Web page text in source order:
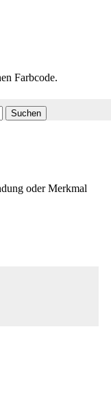
Farbcode.
Suchen
oder Merkmal